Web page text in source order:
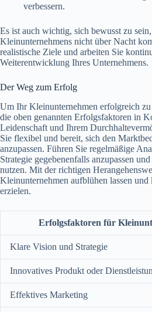
verbessern.
Es ist auch wichtig, sich bewusst zu
Kleinunternehmens nicht über Nacht
realistische Ziele und arbeiten Sie
Weiterentwicklung Ihres Unternehmens.
Der Weg zum Erfolg
Um Ihr Kleinunternehmen erfolgreich
die oben genannten Erfolgsfaktoren in
Leidenschaft und Ihrem
Sie flexibel und bereit, sich den
anzupassen. Führen Sie regelmäßige
Strategie gegebenenfalls anzupassen
nutzen. Mit der richtigen
Kleinunternehmen aufblühen lassen
erzielen.
Erfolgsfaktoren für
Klare Vision und Strategie
Innovatives Produkt oder
Effektives Marketing